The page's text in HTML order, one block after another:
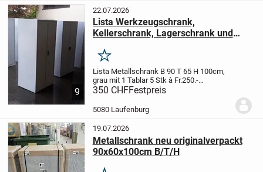
9
22.07.2026
Lista Werkzeugschrank,
Kellerschrank, Lagerschrank und
Merken
Lista Metallschrank B 90 T 65 H 100cm,
grau mit 1 Tablar 5 Stk à Fr.250.-
occMetallschrank kein Lista B 90 T 65 H
100cm, grau mit 1 Tablar 5 Stk à Fr.250.-
occMetallschrank kein Lista B 90 T 60 H...
350 CHFFestpreis
5080 Laufenburg
19.07.2026
Metallschrank neu originalverpackt
90x60x100cm B/T/H